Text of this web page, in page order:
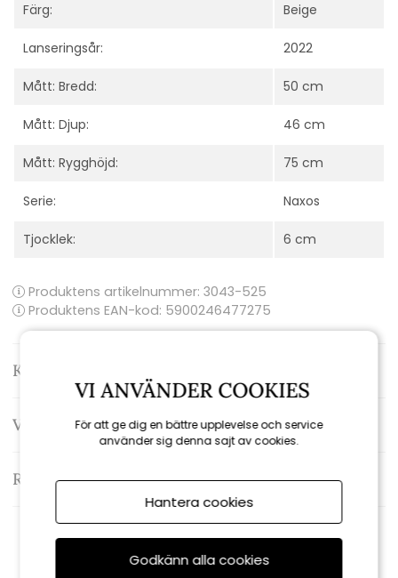
Färg: Beige
Lanseringsår: 2022
Mått: Bredd: 50 cm
Mått: Djup: 46 cm
Mått: Rygghöjd: 75 cm
Serie: Naxos
Tjocklek: 6 cm
Produktens artikelnummer: 3043-525
Produktens EAN-kod: 5900246477275
Kontakta oss
Varumärke: Brafab
Recensioner
Rekommenderade tillbehör
VI ANVÄNDER COOKIES
För att ge dig en bättre upplevelse och service
använder sig denna sajt av cookies.
Hantera cookies
Godkänn alla cookies